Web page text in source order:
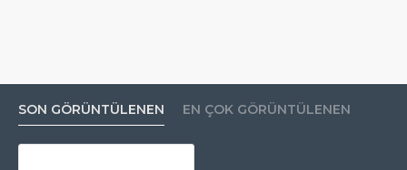
SON GÖRÜNTÜLENEN EN ÇOK GÖRÜNTÜLENEN